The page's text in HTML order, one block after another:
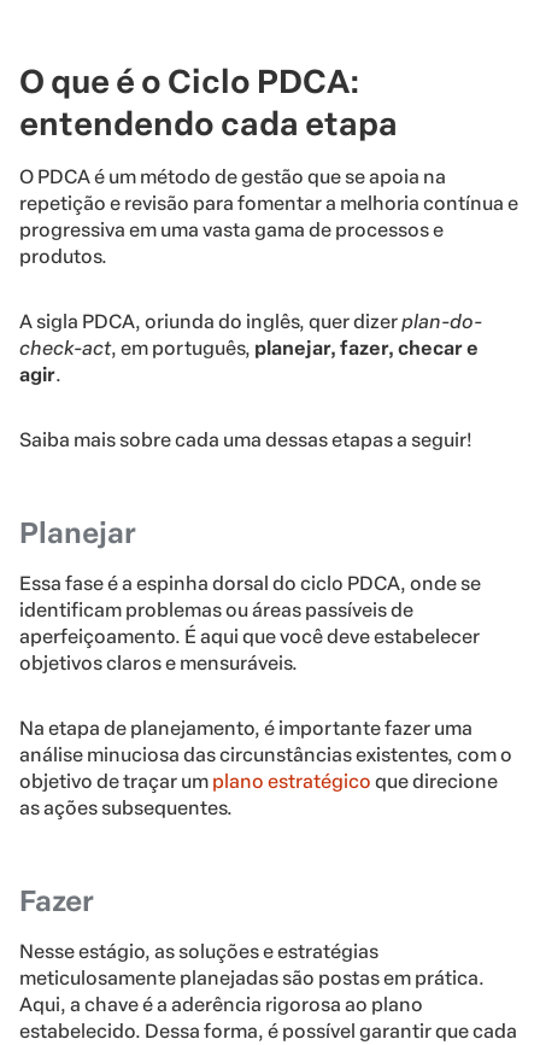
O que é o Ciclo PDCA:
entendendo cada etapa
O PDCA é um método de gestão que se apoia na
repetição e revisão para fomentar a melhoria contínua e
progressiva em uma vasta gama de processos e
produtos.
A sigla PDCA, oriunda do inglês, quer dizerplan-do-
check-act, em português, planejar, fazer, checar e
agir.
Saiba mais sobre cada uma dessas etapas a seguir!
Planejar
Essa fase é a espinha dorsal do ciclo PDCA, onde se
identificam problemas ou áreas passíveis de
aperfeiçoamento. É aqui que você deve estabelecer
objetivos claros e mensuráveis.
Na etapa de planejamento, é importante fazer uma
análise minuciosa das circunstâncias existentes, com o
objetivo de traçar um plano estratégico que direcione
as ações subsequentes.
Fazer
Nesse estágio, as soluções e estratégias
meticulosamente planejadas são postas em prática.
Aqui, a chave é a aderência rigorosa ao plano
estabelecido. Dessa forma, é possível garantir que cada